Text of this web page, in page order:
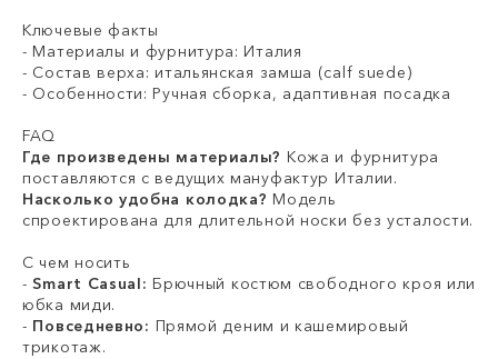
Ключевые факты
- Материалы и фурнитура: Италия
- Состав верха: итальянская замша (calf suede)
- Особенности: Ручная сборка, адаптивная посадка
FAQ
Где произведены материалы? Кожа и фурнитура
поставляются с ведущих мануфактур Италии.
Насколько удобна колодка? Модель
спроектирована для длительной носки без усталости.
С чем носить
-Smart Casual: Брючный костюм свободного кроя или
юбка миди.
- Повседневно: Прямой деним и кашемировый
трикотаж.